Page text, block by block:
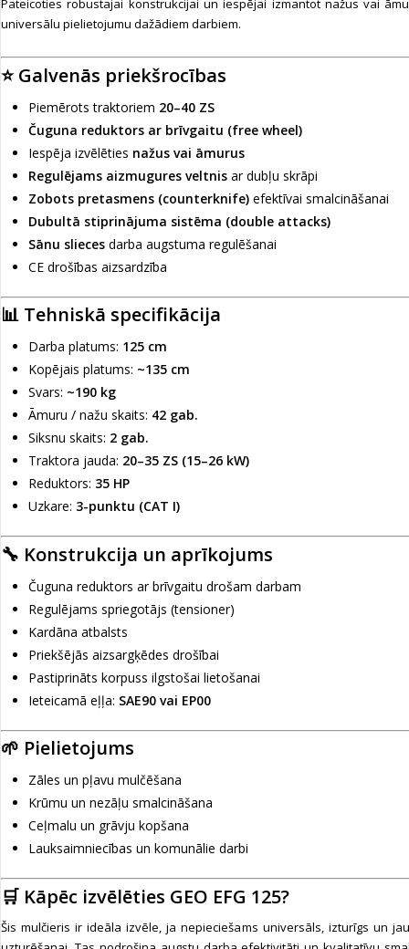
Pateicoties robustajai konstrukcijai un iespējai izmantot nažus vai
universālu pielietojumu dažādiem darbiem.
⭐ Galvenās priekšrocības
Piemērots traktoriem 20–40 ZS
Čuguna reduktors ar brīvgaitu (free wheel)
Iespēja izvēlēties nažus vai āmurus
Regulējams aizmugures veltnis ar dubļu skrāpi
Zobots pretasmens (counterknife) efektīvai smalcināšanai
Dubultā stiprinājuma sistēma (double attacks)
Sānu slieces darba augstuma regulēšanai
CE drošības aizsardzība
📊 Tehniskā specifikācija
Darba platums: 125 cm
Kopējais platums: ~135 cm
Svars: ~190 kg
Āmuru / nažu skaits: 42 gab.
Siksnu skaits: 2 gab.
Traktora jauda: 20–35 ZS (15–26 kW)
Reduktors: 35 HP
Uzkare: 3-punktu (CAT I)
🔧 Konstrukcija un aprīkojums
Čuguna reduktors ar brīvgaitu drošam darbam
Regulējams spriegotājs (tensioner)
Kardāna atbalsts
Priekšējās aizsargķēdes drošībai
Pastiprināts korpuss ilgstošai lietošanai
Ieteicamā eļļa: SAE90 vai EP00
🌱 Pielietojums
Zāles un pļavu mulčēšana
Krūmu un nezāļu smalcināšana
Ceļmalu un grāvju kopšana
Lauksaimniecības un komunālie darbi
🛒 Kāpēc izvēlēties GEO EFG 125?
Šis mulčieris ir ideāla izvēle, ja nepieciešams universāls, izturīgs un